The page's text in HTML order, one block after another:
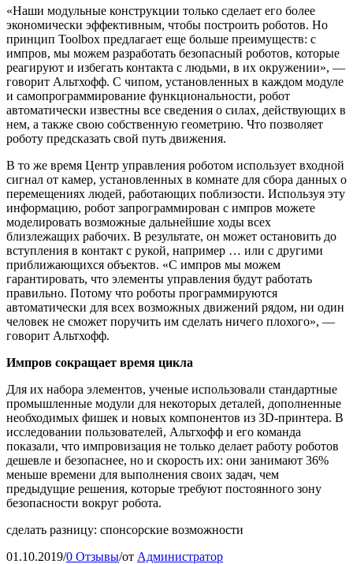
«Наши модульные конструкции только сделает его более
экономически эффективным, чтобы построить роботов. Но
принцип Toolbox предлагает еще больше преимуществ: с
импров, мы можем разработать безопасный роботов, которые
реагируют и избегать контакта с людьми, в их окружении», —
говорит Альтхофф. С чипом, установленных в каждом модуле
и самопрограммирование функциональности, робот
автоматически известны все сведения о силах, действующих в
нем, а также свою собственную геометрию. Что позволяет
роботу предсказать свой путь движения.
В то же время Центр управления роботом использует входной
сигнал от камер, установленных в комнате для сбора данных о
перемещениях людей, работающих поблизости. Используя эту
информацию, робот запрограммирован с импров можете
моделировать возможные дальнейшие ходы всех
близлежащих рабочих. В результате, он может остановить до
вступления в контакт с рукой, например … или с другими
приближающихся объектов. «С импров мы можем
гарантировать, что элементы управления будут работать
правильно. Потому что роботы программируются
автоматически для всех возможных движений рядом, ни один
человек не сможет поручить им сделать ничего плохого», —
говорит Альтхофф.
Импров сокращает время цикла
Для их набора элементов, ученые использовали стандартные
промышленные модули для некоторых деталей, дополненные
необходимых фишек и новых компонентов из 3D-принтера. В
исследовании пользователей, Альтхофф и его команда
показали, что импровизация не только делает работу роботов
дешевле и безопаснее, но и скорость их: они занимают 36%
меньше времени для выполнения своих задач, чем
предыдущие решения, которые требуют постоянного зону
безопасности вокруг робота.
сделать разницу: спонсорские возможности
01.10.2019/0 Отзывы/от Администратор